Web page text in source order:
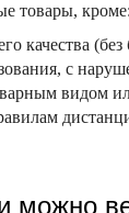
товары, кроме:
качества (без
с
видом
можно